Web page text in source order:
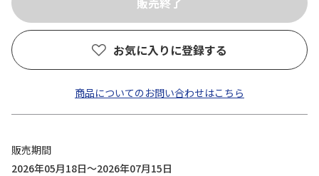
お気に入りに登録する
商品についてのお問い合わせはこちら
販売期間
2026年05月18日～2026年07月15日